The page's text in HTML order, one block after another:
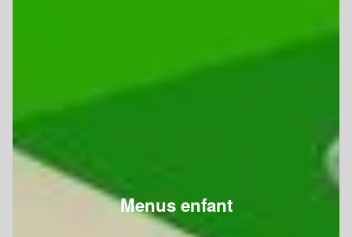
Menus enfant